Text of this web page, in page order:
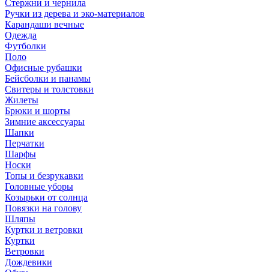
Стержни и чернила
Ручки из дерева и эко-материалов
Карандаши вечные
Одежда
Футболки
Поло
Офисные рубашки
Бейсболки и панамы
Свитеры и толстовки
Жилеты
Брюки и шорты
Зимние аксессуары
Шапки
Перчатки
Шарфы
Носки
Топы и безрукавки
Головные уборы
Козырьки от солнца
Повязки на голову
Шляпы
Куртки и ветровки
Куртки
Ветровки
Дождевики